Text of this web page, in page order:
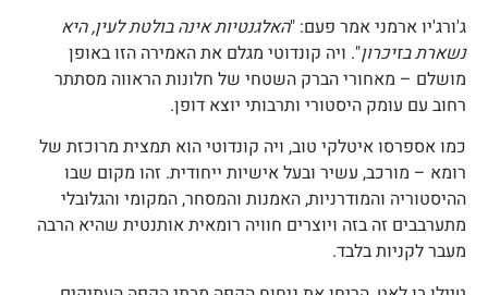
ארמני אמר פעם: "האלגנטיות אינה בולטת לעין, היא
בזיכרון". ויה קונדוטי מגלם את האמירה הזו באופן
– מאחורי הברק השטחי של חלונות הראווה מסתתר
עם עומק היסטורי ותרבותי יוצא דופן.
אספרסו איטלקי טוב, ויה קונדוטי הוא תמצית מרוכזת של
– מורכב, עשיר ובעל אישיות ייחודית. זהו מקום שבו
והמודרניות, האמנות והמסחר, המקומי והגלובלי
זה בזה ויוצרים חוויה רומאית אותנטית שהיא הרבה
לקניות בלבד.